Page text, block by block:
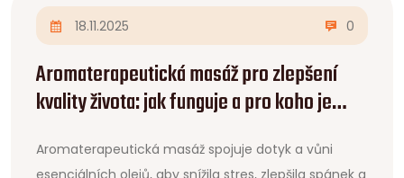
18.11.2025 0
Aromaterapeutická masáž pro zlepšení
kvality života: jak funguje a pro koho je
Aromaterapeutická masáž spojuje dotyk a vůni
esenciálních olejů, aby snížila stres, zlepšila spánek a